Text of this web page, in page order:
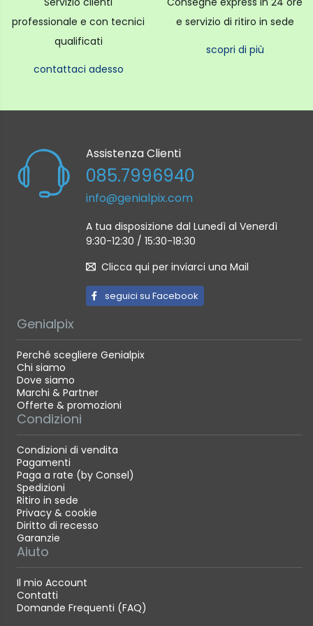
Bluetooth². Con l'app Canon Camera Connect, puoi
controllare la fotocamera in modalità wireless
Specifiche
Sensore CMOS APS-C da 24.1 Megapixel -
DIGIC 8 - Prestazioni eccezionali, anche in
condizioni di scarsa illuminazione
Video 4K - Realizza filmati di qualità eccezionale
Tecnologia Dual Pixel CMOS AF - Messa a fuoco
rapida e sicura con Live View
Wi-Fi e Bluetooth® - Connettività wireless
Mirino ottico - Per una visione naturale
Contenuto della confezione
EOS 250D Body, White
Obiettivo EF-S 18-55mm f/4-5.6 IS STM
Oculare Ef
Tappo per fotocamera R-F-3
Cinghia a tracolla EW-400D-N
Batteria LP-E17
Coperchio batteria
Carica batterie LC-E17E
Cavo di alimentazione
Manuale dell'utente
professionale e con tecnici
qualificati
contattaci adesso
e servizio di ritiro in sede
scopri di più
Assistenza Clienti
085.7996940
info@genialpix.com
A tua disposizione dal Lunedì al Venerdì
9:30-12:30 / 15:30-18:30
Clicca qui per inviarci una Mail
seguici su Facebook
Genialpix
Perché scegliere Genialpix
Chi siamo
Dove siamo
Marchi & Partner
Offerte & promozioni
Condizioni
Condizioni di vendita
Pagamenti
Paga a rate (by Consel)
Spedizioni
Ritiro in sede
Privacy & cookie
Diritto di recesso
Garanzie
Aiuto
Il mio Account
Contatti
Domande Frequenti (FAQ)